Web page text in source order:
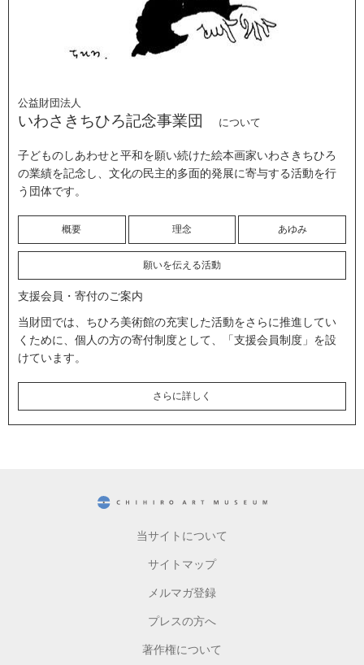
公益財団法人
いわさきちひろ記念事業団 について
子どものしあわせと平和を願い続けた絵本画家いわさきちひろ
の業績を記念し、文化の民主的多面的発展に寄与する活動を行
う団体です。
概要 理念 あゆみ
願いを伝える活動
支援会員・寄付のご案内
当財団では、ちひろ美術館の充実した活動をさらに推進してい
くために、個人の方の寄付制度として、「支援会員制度」を設
けています。
さらに詳しく
当サイトについて
サイトマップ
メルマガ登録
プレスの方へ
著作権について